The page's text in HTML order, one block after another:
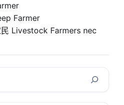
Farmer
Livestock Farmers nec